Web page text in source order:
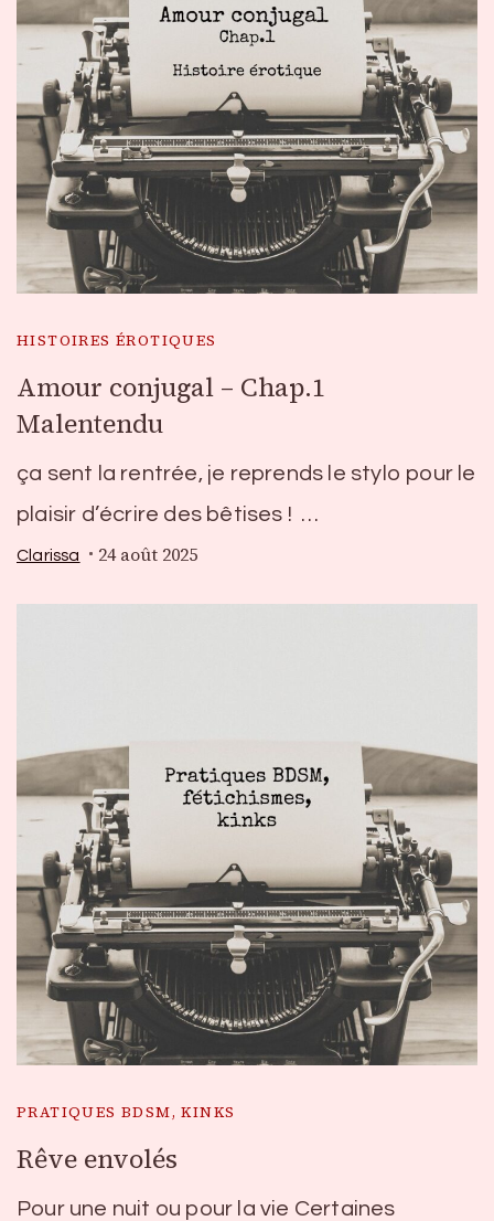
HISTOIRES ÉROTIQUES
Amour conjugal – Chap.1
Malentendu
ça sent la rentrée, je reprends le stylo pour le
plaisir d’écrire des bêtises ! …
Clarissa 24 août 2025
PRATIQUES BDSM, KINKS
Rêve envolés
Pour une nuit ou pour la vie Certaines